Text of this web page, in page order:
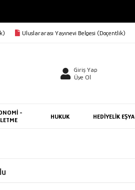
Uluslararası Yayınevi Belgesi (Doçentlik)
Giriş Yap
Üye Ol
-
HUKUK HEDİYELİK EŞYA